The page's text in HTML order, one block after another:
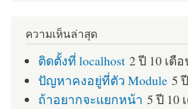
ความเห็นล่าสุด
ติดตั้งที่ localhost 2 ปี 10 เดื
ปัญหาคงอยู่ที่ตัว Module 5
ถ้าอยากจะแยกหน้า 5 ปี 10